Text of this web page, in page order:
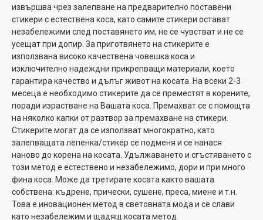
извършва чрез залепване на предварително поставени
стикери с естествена коса, като самите стикери остават
незабележими след поставянето им, не се чувстват и не се
усещат при допир. За приготвянето на стикерите е
използвана високо качествена човешка коса и
изключително надеждни прикрепващи материали, което
гарантира качество и дълъг живот на косата. На всеки 2-3
месеца е необходимо стикерите да се преместят в корените,
поради израстване на Вашата коса. Премахват се с помощта
на няколко капки от разтвор за премахване на стикери.
Стикерите могат да се използват многократно, като
залепващата лепенка/стикер се подменя и се нанася
наново до корена на косата. Удължаването и сгъстяването с
този метод е естествено и незабележимо, дори и при много
фина коса. Може да третирате косата както вашата
собствена: къдрене, прически, сушене, преса, миене и т.н.
Това е иновационен метод в световната мода и се слави
като незабележим и щадящ косата метод.